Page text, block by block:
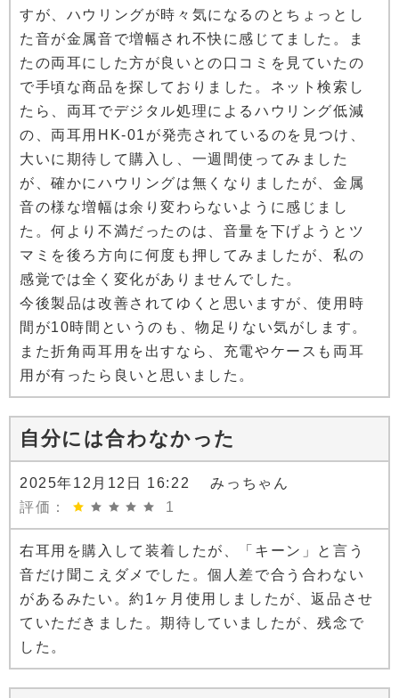
すが、ハウリングが時々気になるのとちょっとし
た音が金属音で増幅され不快に感じてました。ま
たの両耳にした方が良いとの口コミを見ていたの
で手頃な商品を探しておりました。ネット検索し
たら、両耳でデジタル処理によるハウリング低減
の、両耳用HK-01が発売されているのを見つけ、
大いに期待して購入し、一週間使ってみました
が、確かにハウリングは無くなりましたが、金属
音の様な増幅は余り変わらないように感じまし
た。何より不満だったのは、音量を下げようとツ
マミを後ろ方向に何度も押してみましたが、私の
感覚では全く変化がありませんでした。
今後製品は改善されてゆくと思いますが、使用時
間が10時間というのも、物足りない気がします。
また折角両耳用を出すなら、充電やケースも両耳
用が有ったら良いと思いました。
自分には合わなかった
2025年12月12日 16:22 みっちゃん
評価：
1
右耳用を購入して装着したが、「キーン」と言う
音だけ聞こえダメでした。個人差で合う合わない
があるみたい。約1ヶ月使用しましたが、返品させ
ていただきました。期待していましたが、残念で
した。